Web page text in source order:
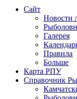
Сайт
Новости
Галерея
Правила
Больше
Карта РПУ
Справочник